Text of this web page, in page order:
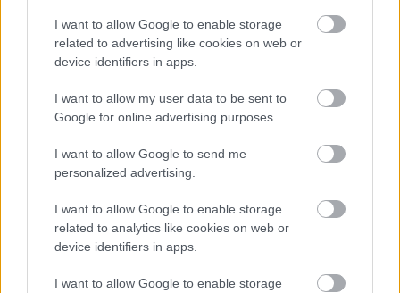
I want to allow Google to enable storage
related to advertising like cookies on web or
device identifiers in apps.
I want to allow my user data to be sent to
Google for online advertising purposes.
I want to allow Google to send me
personalized advertising.
I want to allow Google to enable storage
related to analytics like cookies on web or
device identifiers in apps.
I want to allow Google to enable storage
Kövess minket a Facebookon
Parc Fermé
5 órája
Montoya szerint Antonelli kedvessége sem segít